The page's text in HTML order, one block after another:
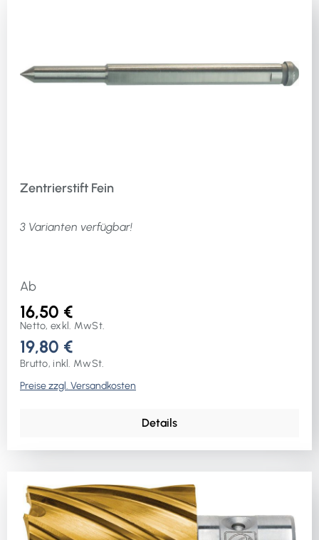
Zentrierstift Fein
3 Varianten verfügbar!
Ab
16,50 €
Netto, exkl. MwSt.
19,80 €
Brutto, inkl. MwSt.
Preise zzgl. Versandkosten
Details